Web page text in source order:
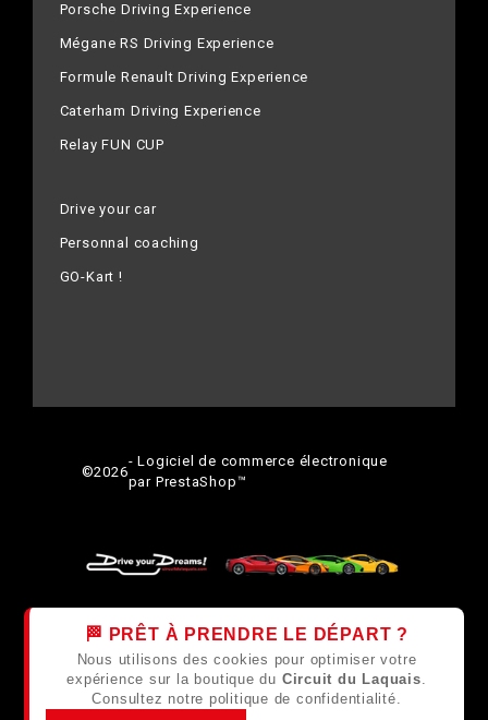
Porsche Driving Experience
Mégane RS Driving Experience
Formule Renault Driving Experience
Caterham Driving Experience
Relay FUN CUP
Drive your car
Personnal coaching
GO-Kart !
©2026
- Logiciel de commerce électronique
par PrestaShop™
🏁 PRÊT À PRENDRE LE DÉPART ?
Nous utilisons des cookies pour optimiser votre
expérience sur la boutique du Circuit du Laquais.
Consultez notre politique de confidentialité.